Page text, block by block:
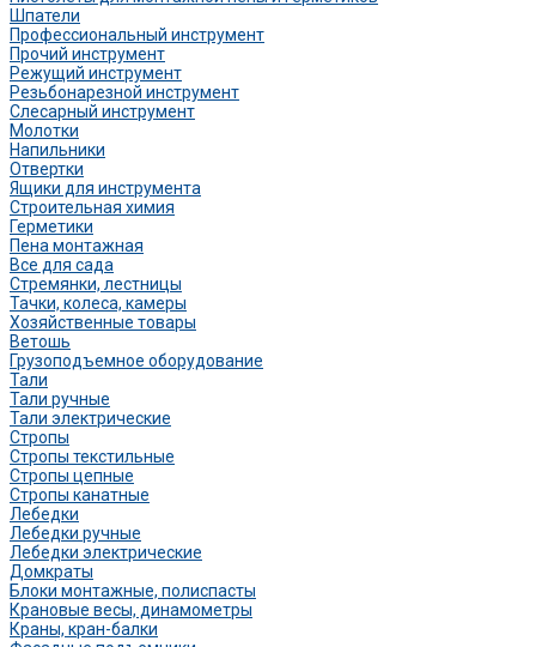
Шпатели
Профессиональный инструмент
Прочий инструмент
Режущий инструмент
Резьбонарезной инструмент
Слесарный инструмент
Молотки
Напильники
Отвертки
Ящики для инструмента
Строительная химия
Герметики
Пена монтажная
Все для сада
Стремянки, лестницы
Тачки, колеса, камеры
Хозяйственные товары
Ветошь
Грузоподъемное оборудование
Тали
Тали ручные
Тали электрические
Стропы
Стропы текстильные
Стропы цепные
Стропы канатные
Лебедки
Лебедки ручные
Лебедки электрические
Домкраты
Блоки монтажные, полиспасты
Крановые весы, динамометры
Краны, кран-балки